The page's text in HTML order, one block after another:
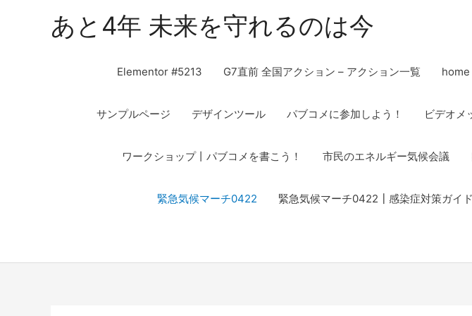
あと4年 未来を守れるのは今
Elementor #5213 G7直前 全国アクション – アクション一覧
サンプルページ デザインツール パブコメに参加しよう！ ビデオメ
ワークショップ丨パブコメを書こう！ 市民のエネルギー気候会議
緊急気候マーチ0422 緊急気候マーチ0422┃感染症対策ガイ